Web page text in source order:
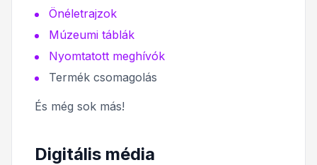
Önéletrajzok
Múzeumi táblák
Nyomtatott meghívók
Termék csomagolás
És még sok más!
Digitális média